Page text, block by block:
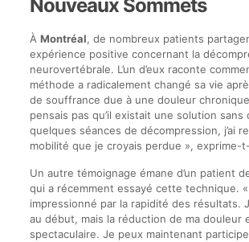
Nouveaux Sommets
À Montréal, de nombreux patients
expérience positive concernant la
neurovertébrale. L’un d’eux raconte
méthode a radicalement changé sa vie
de souffrance due à une douleur
pensais pas qu’il existait une solution sans
quelques séances de décompression, j’ai
mobilité que je croyais perdue », exprime-
Un autre témoignage émane d’un patient
qui a récemment essayé cette technique.
impressionné par la rapidité des résultats.
au début, mais la réduction de ma douleur
spectaculaire. Je peux maintenant